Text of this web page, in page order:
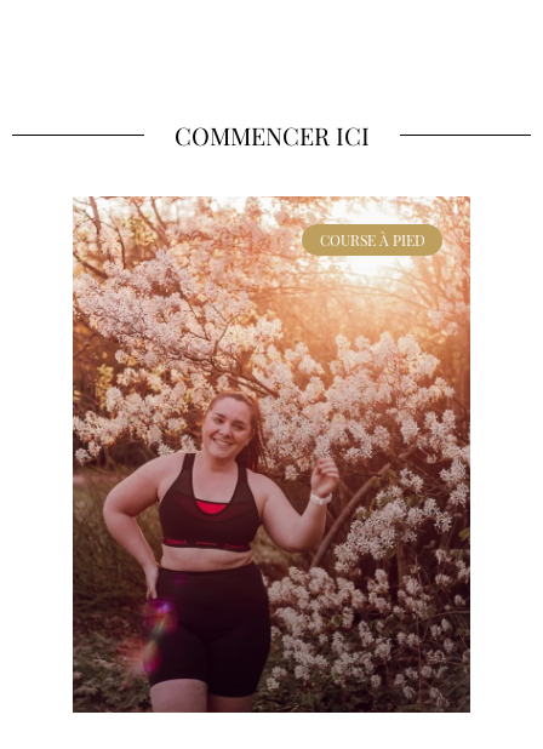
COMMENCER ICI
COURSE À PIED